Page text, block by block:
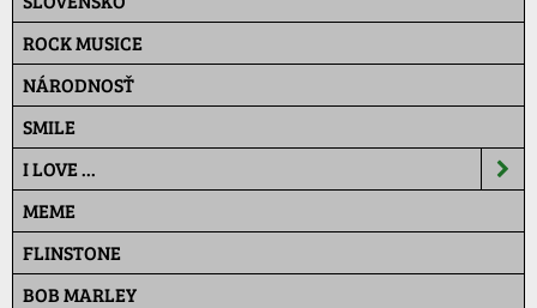
ROCK MUSICE
NÁRODNOSŤ
SMILE
I LOVE ...
MEME
FLINSTONE
BOB MARLEY